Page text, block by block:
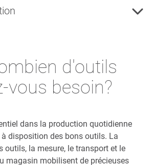
d'outils
vous besoin?
dans la production quotidienne
disposition des bons outils. La
outils, la mesure, le transport et le
magasin mobilisent de précieuses